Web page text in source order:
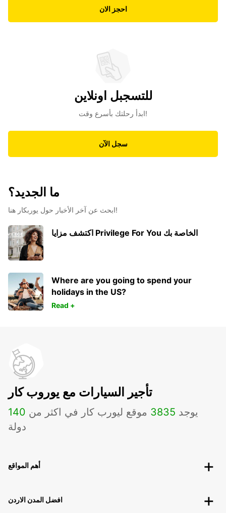
احجز الان
للتسجبل اونلاين
ابدأ رحلتك بأسرع وقت!
سجل الآن
ما الجديد؟
ابحث عن آخر الأخبار حول يوربكار هنا!
اكتشف مزايا Privilege For You الخاصة بك
Where are you going to spend your
holidays in the US?
Read +
تأجير السيارات مع يوروب كار
يوجد 3835 موقع ليورب كار في اكثر من 140
دولة
أهم المواقع
افضل المدن الاردن